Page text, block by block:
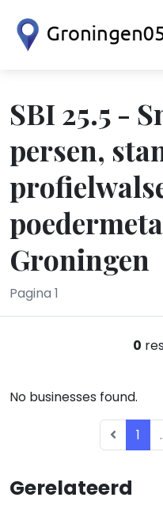
SBI 25.5 -
persen,
Groningen
Pagina 1
Gerelateerd
0
No businesses found.
1